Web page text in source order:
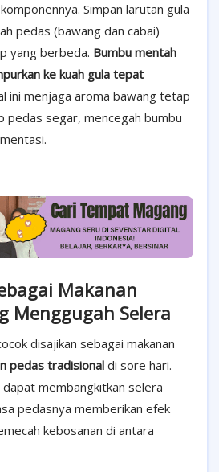
Simpan larutan gula
pedas (bawang dan cabai)
yang berbeda. Bumbu mentah
ke kuah gula tepat
ini menjaga aroma bawang tetap
pedas segar, mencegah bumbu
Makanan
Menggugah Selera
disajikan sebagai makanan
pedas tradisional di sore hari.
dapat membangkitkan selera
pedasnya memberikan efek
kebosanan di antara